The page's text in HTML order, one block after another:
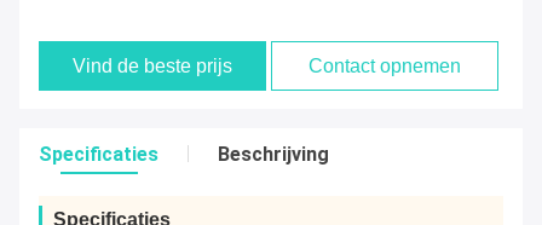
Vind de beste prijs Contact opnemen
Specificaties Beschrijving
Specificaties